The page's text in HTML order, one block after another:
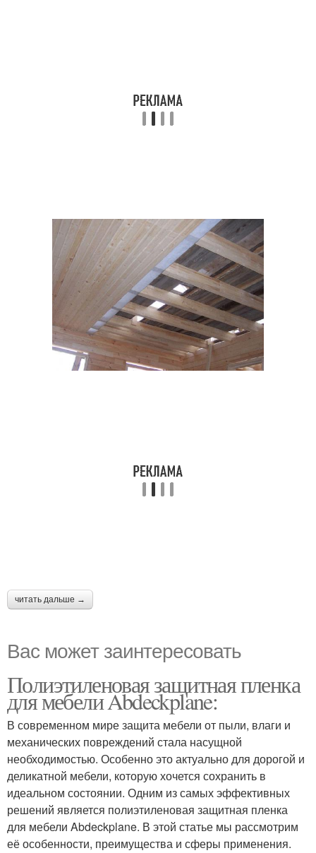
читать дальше →
Вас может заинтересовать
Полиэтиленовая защитная пленка
для мебели Abdeckplane:
В современном мире защита мебели от пыли, влаги и
механических повреждений стала насущной
необходимостью. Особенно это актуально для дорогой и
деликатной мебели, которую хочется сохранить в
идеальном состоянии. Одним из самых эффективных
решений является полиэтиленовая защитная пленка
для мебели Abdeckplane. В этой статье мы рассмотрим
её особенности, преимущества и сферы применения.